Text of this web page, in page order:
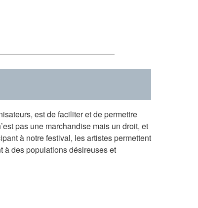
est de faciliter et de permettre
pas une marchandise mais un droit, et
à notre festival, les artistes permettent
à des populations désireuses et